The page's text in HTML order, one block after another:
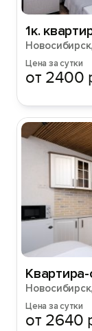
1к.
Цена за сутки
от 2400
Цена за сутки
от 2640